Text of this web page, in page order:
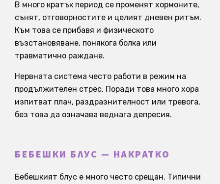
В много кратък период се променят хормоните,
сънят, отговорностите и целият дневен ритъм.
Към това се прибавя и физическото
възстановяване, понякога болка или
травматично раждане.
Нервната система често работи в режим на
продължителен стрес. Поради това много хора
изпитват плач, раздразнителност или тревога,
без това да означава веднага депресия.
БЕБЕШКИ БЛУС — НАКРАТКО
Бебешкият блус е много често срещан. Типични